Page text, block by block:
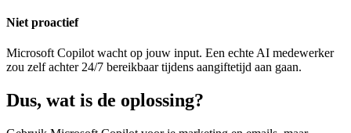
Niet proactief
Microsoft Copilotwacht op jouw input. Een echte AI medewerker
zou zelf achter24/7 bereikbaar tijdens aangiftetijd aan gaan.
Dus, wat is de oplossing?